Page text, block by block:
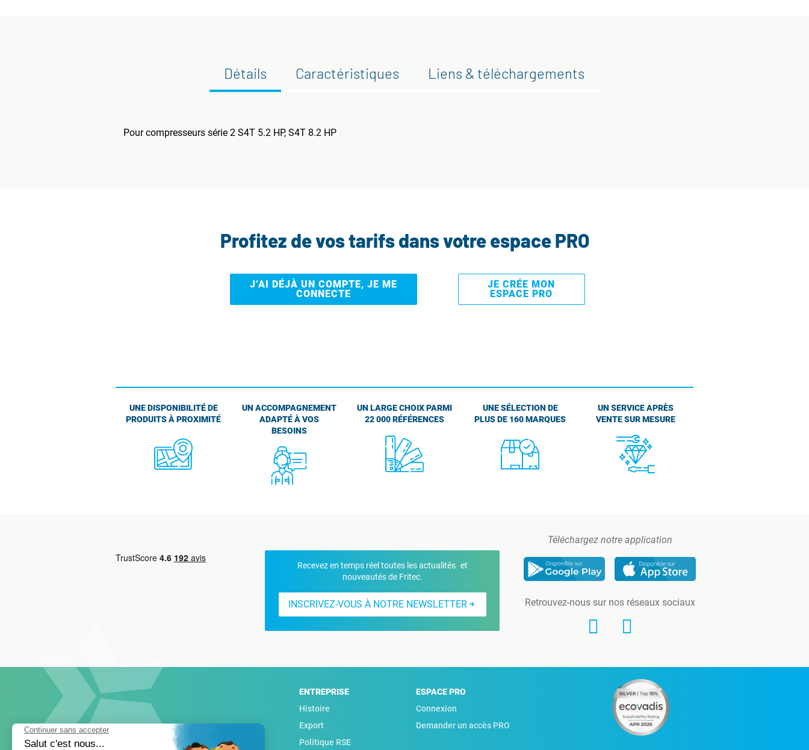
Détails Caractéristiques Liens & téléchargements
Pour compresseurs série 2 S4T 5.2 HP, S4T 8.2 HP
Profitez de vos tarifs dans votre espace PRO
J’AI DÉJÀ UN COMPTE, JE ME
CONNECTE
JE CRÉE MON
ESPACE PRO
UNE DISPONIBILITÉ DE
PRODUITS À PROXIMITÉ
UN ACCOMPAGNEMENT
ADAPTÉ À VOS
BESOINS
UN LARGE CHOIX PARMI
22 000 RÉFÉRENCES
UNE SÉLECTION DE
PLUS DE 160 MARQUES
UN SERVICE APRÈS
VENTE SUR MESURE
Recevez en temps réel toutes les actualités et
nouveautés de Fritec.
INSCRIVEZ-VOUS À NOTRE NEWSLETTER
Téléchargez notre application
Retrouvez-nous sur nos réseaux sociaux
ENTREPRISE
Histoire
Export
Politique RSE
ESPACE PRO
Connexion
Demander un accès PRO